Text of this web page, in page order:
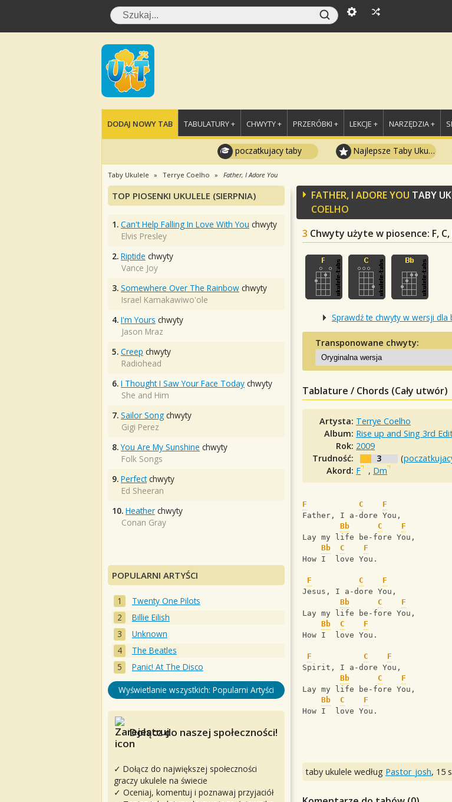
DODAJ NOWY TAB TABULATURY + CHWYTY + PRZERÓBKI + LEKCJE + NARZĘDZIA +
poczatkujacy taby Najlepsze Taby Ukulele
Taby Ukulele Terrye Coelho Father, I Adore You
FATHER, I ADORE YOU TABY
COELHO
3 Chwyty użyte w piosence: F,
Sprawdź te chwyty w wersji dla
Transponowane chwyty:
Tablature / Chords (Cały utwór)
Artysta: Terrye Coelho
Album: Rise up and Sing 3rd
Rok: 2009
Trudność:
3 (
Akord: F , Dm
F C
F
Father, I a-dore You,
Bb
C
F
Lay my life be-fore You,
Bb
C
F
How I  love You.
F C
F
Jesus, I a-dore You,
Bb
C
F
Lay my life be-fore You,
Bb
C
F
How I  love You.
F C
F
Spirit, I a-dore You,
Bb
C
F
Lay my life be-fore You,
Bb
C
F
How I  love You.
taby ukulele według Pastor_josh, 15
TOP PIOSENKI UKULELE (SIERPNIA)
1. Can't Help Falling In Love With You chwyty
Elvis Presley
2. Riptide chwyty
Vance Joy
3. Somewhere Over The Rainbow chwyty
Israel Kamakawiwo'ole
4. I'm Yours chwyty
Jason Mraz
5. Creep chwyty
Radiohead
6. I Thought I Saw Your Face Today chwyty
She and Him
7. Sailor Song chwyty
Gigi Perez
8. You Are My Sunshine chwyty
Folk Songs
9. Perfectchwyty
Ed Sheeran
10. Heather chwyty
Conan Gray
POPULARNI ARTYŚCI
Twenty One Pilots
Billie Eilish
Unknown
The Beatles
Panic! At The Disco
Wyświetlanie wszystkich: Popularni Artyści
Dołącz do naszej społeczności!
✓ Dołącz do największej społeczności
graczy ukulele na świecie
✓ Oceniaj, komentuj i poznawaj przyjaciół